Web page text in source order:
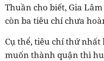
Thuần cho biết, Gia
còn ba tiêu chí chưa
Cụ thể, tiêu chí thứ
muốn thành quận thì